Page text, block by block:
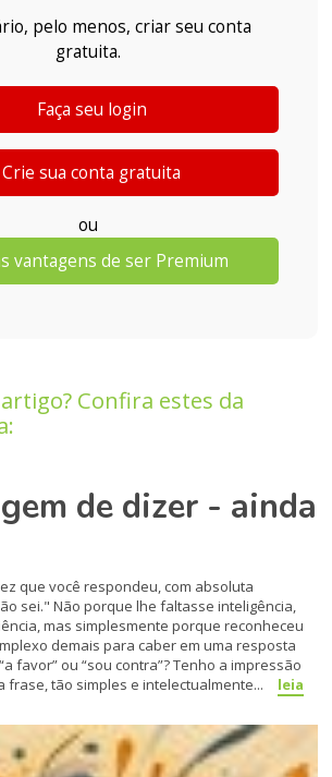
pelo menos, criar seu conta
gratuita.
Faça seu login
Crie sua conta gratuita
ou
vantagens de ser Premium
Confira estes da
de dizer - ainda
que você respondeu, com absoluta
sei." Não porque lhe faltasse inteligência,
mas simplesmente porque reconheceu
demais para caber em uma resposta
favor” ou “sou contra”? Tenho a impressão
frase, tão simples e intelectualmente...
leia